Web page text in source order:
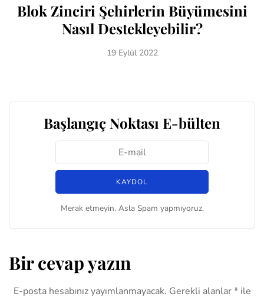
Blok Zinciri Şehirlerin Büyümesini
Nasıl Destekleyebilir?
19 Eylül 2022
Başlangıç Noktası E-bülten
Merak etmeyin. Asla Spam yapmıyoruz.
Bir cevap yazın
E-posta hesabınız yayımlanmayacak. Gerekli alanlar*ile